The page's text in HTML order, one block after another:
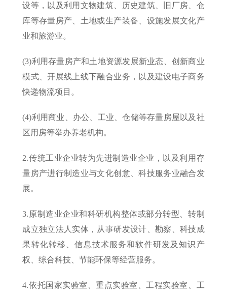
设等，以及利用文物建筑、历史建筑、旧厂房、仓
库等存量房产、土地或生产装备、设施发展文化产
业和旅游业。
(3)利用存量房产和土地资源发展新业态、创新商业
模式、开展线上线下融合业务，以及建设电子商务
快递物流项目。
(4)利用商业、办公、工业、仓储等存量房屋以及社
区用房等举办养老机构。
2.传统工业企业转为先进制造业企业，以及利用存
量房产进行制造业与文化创意、科技服务业融合发
展。
3.原制造业企业和科研机构整体或部分转型、转制
成立独立法人实体，从事研发设计、勘察、科技成
果转化转移、信息技术服务和软件研发及知识产
权、综合科技、节能环保等经营服务。
4.依托国家实验室、重点实验室、工程实验室、工